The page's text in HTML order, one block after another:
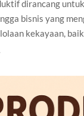
dirancang
bisnis yang
kekayaan,